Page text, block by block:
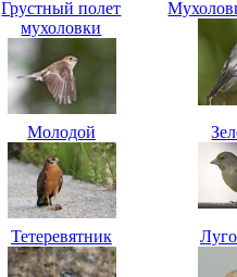
Грустный полет
мухоловки
Молодой
Тетеревятник